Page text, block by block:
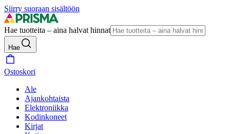
Siirry suoraan sisältöön
Hae tuotteita – aina halvat hinnat
Hae
Ostoskori
Ale
Ajankohtaista
Elektroniikka
Kodinkoneet
Kirjat